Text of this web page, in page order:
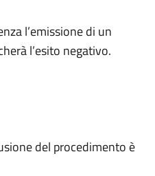
l’emissione di un
l’esito negativo.
del procedimento è